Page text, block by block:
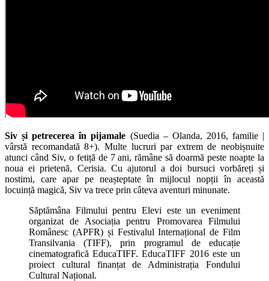
Siv și petrecerea în pijamale (Suedia – Olanda, 2016, familie |
vârstă recomandată 8+). Multe lucruri par extrem de neobișnuite
atunci când Siv, o fetiță de 7 ani, rămâne să doarmă peste noapte la
noua ei prietenă, Cerisia. Cu ajutorul a doi bursuci vorbăreți și
nostimi, care apar pe neașteptate în mijlocul nopții în această
locuință magică, Siv va trece prin câteva aventuri minunate.
Săptămâna Filmului pentru Elevi este un eveniment
organizat de Asociația pentru Promovarea Filmului
Românesc (APFR) și Festivalul Internațional de Film
Transilvania (TIFF), prin programul de educație
cinematografică EducaTIFF. EducaTIFF 2016 este un
proiect cultural finanțat de Administrația Fondului
Cultural Național.